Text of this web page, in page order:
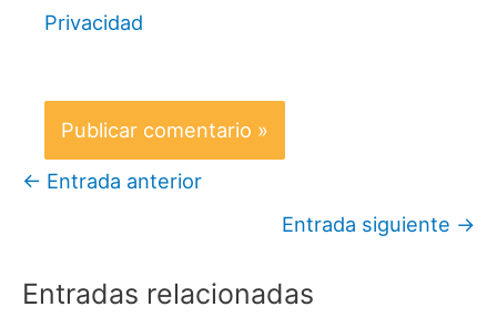
Privacidad
← Entrada anterior
Entrada siguiente →
Entradas relacionadas